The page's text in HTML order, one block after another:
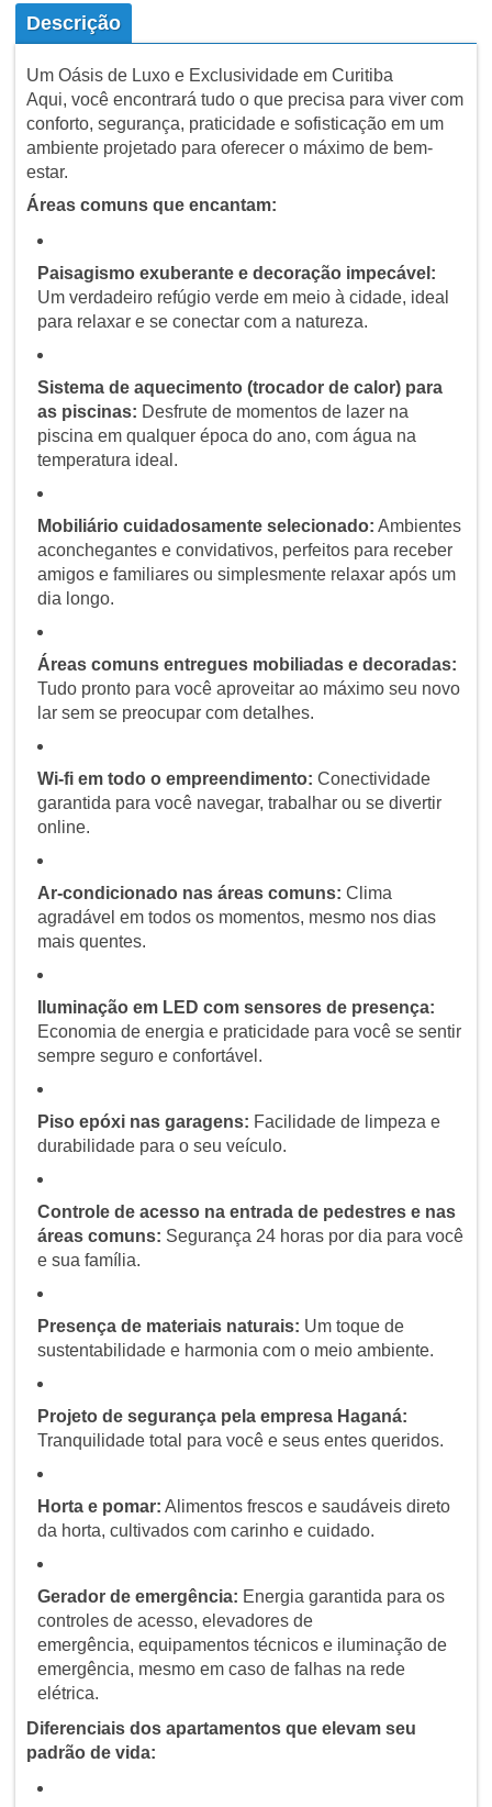
Descrição
Um Oásis de Luxo e Exclusividade em Curitiba
Aqui, você encontrará tudo o que precisa para viver com
conforto, segurança, praticidade e sofisticação em um
ambiente projetado para oferecer o máximo de bem-
estar.
Áreas comuns que encantam:
Paisagismo exuberante e decoração impecável:
Um verdadeiro refúgio verde em meio à cidade, ideal
para relaxar e se conectar com a natureza.
Sistema de aquecimento (trocador de calor) para
as piscinas: Desfrute de momentos de lazer na
piscina em qualquer época do ano, com água na
temperatura ideal.
Mobiliário cuidadosamente selecionado: Ambientes
aconchegantes e convidativos, perfeitos para receber
amigos e familiares ou simplesmente relaxar após um
dia longo.
Áreas comuns entregues mobiliadas e decoradas:
Tudo pronto para você aproveitar ao máximo seu novo
lar sem se preocupar com detalhes.
Wi-fi em todo o empreendimento: Conectividade
garantida para você navegar, trabalhar ou se divertir
online.
Ar-condicionado nas áreas comuns: Clima
agradável em todos os momentos, mesmo nos dias
mais quentes.
Iluminação em LED com sensores de presença:
Economia de energia e praticidade para você se sentir
sempre seguro e confortável.
Piso epóxi nas garagens: Facilidade de limpeza e
durabilidade para o seu veículo.
Controle de acesso na entrada de pedestres e nas
áreas comuns: Segurança 24 horas por dia para você
e sua família.
Presença de materiais naturais: Um toque de
sustentabilidade e harmonia com o meio ambiente.
Projeto de segurança pela empresa Haganá:
Tranquilidade total para você e seus entes queridos.
Horta e pomar: Alimentos frescos e saudáveis direto
da horta, cultivados com carinho e cuidado.
Gerador de emergência: Energia garantida para os
controles de acesso, elevadores de
emergência, equipamentos técnicos e iluminação de
emergência, mesmo em caso de falhas na rede
elétrica.
Diferenciais dos apartamentos que elevam seu
padrão de vida: